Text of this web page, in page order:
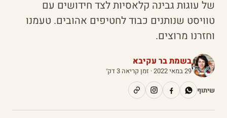
של עוגות גבינה קלאסיות לצד חידושים עם
טוויסט שנותנים כבוד לחטיפים אהובים. טעמנו
וחזרנו מרוצים.
בשמת בר עקיבא
29 במאי 2022
· זמן קריאה 3 דק׳
שיתוף